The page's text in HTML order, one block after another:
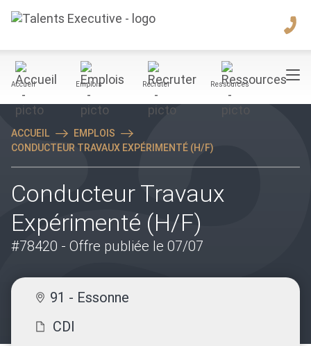
Accueil Emplois Recruter Ressources
ACCUEIL
EMPLOIS
CONDUCTEUR TRAVAUX EXPÉRIMENTÉ (H/F)
Conducteur Travaux
Expérimenté (H/F)
#78420 - Offre publiée le 07/07
91 - Essonne
CDI